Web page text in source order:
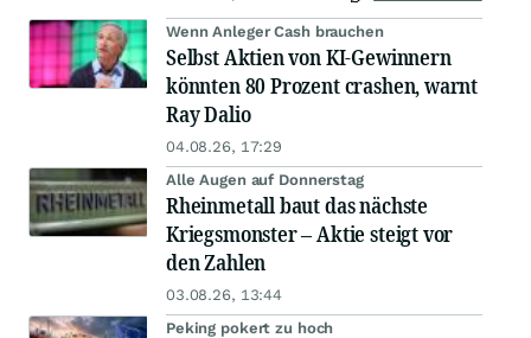
Wenn Anleger Cash brauchen
Selbst Aktien von KI-Gewinnern
könnten 80 Prozent crashen, warnt
Ray Dalio
04.08.26, 17:29
Alle Augen auf Donnerstag
Rheinmetall baut das nächste
Kriegsmonster – Aktie steigt vor
den Zahlen
03.08.26, 13:44
Peking pokert zu hoch